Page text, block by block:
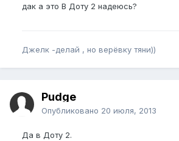
дак а это В Доту 2 надеюсь?
Джелк -делай , но верёвку тяни))
Pudge
Опубликовано 20 июля, 2013
Да в Доту 2.